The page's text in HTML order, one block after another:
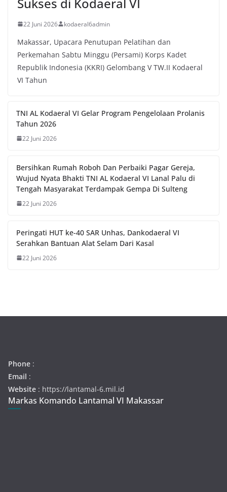
22 Juni 2026 kodaeral6admin
Makassar, Upacara Penutupan Pelatihan dan
Perkemahan Sabtu Minggu (Persami) Korps Kadet
Republik Indonesia (KKRI) Gelombang V TW.II Kodaeral
VI Tahun
TNI AL Kodaeral VI Gelar Program Pengelolaan Prolanis
Tahun 2026
22 Juni 2026
Bersihkan Rumah Roboh Dan Perbaiki Pagar Gereja,
Wujud Nyata Bhakti TNI AL Kodaeral VI Lanal Palu di
Tengah Masyarakat Terdampak Gempa Di Sulteng
22 Juni 2026
Peringati HUT ke-40 SAR Unhas, Dankodaeral VI
Serahkan Bantuan Alat Selam Dari Kasal
22 Juni 2026
Phone :
Email :
Website : https://lantamal-6.mil.id
Markas Komando Lantamal VI Makassar